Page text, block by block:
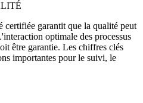
certifiée garantit que la qualité peut
optimale des processus
être garantie. Les chiffres clés
importantes pour le suivi, le